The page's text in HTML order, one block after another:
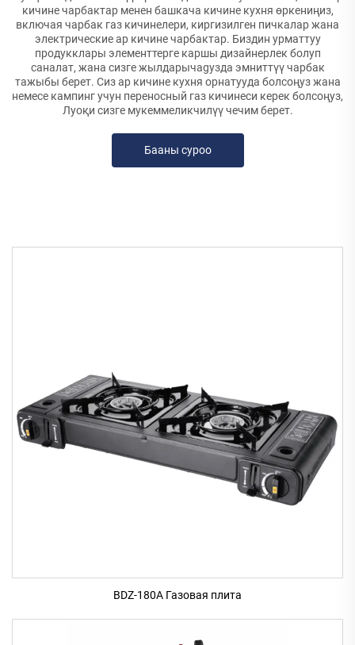
кичине чарбактар менен башкача кичине кухня өркениңиз,
включая чарбак газ кичинелери, киргизилген пичкалар жана
электрические ар кичине чарбактар. Биздин урматтуу
продукклары элементтерге каршы дизайнерлек болуп
саналат, жана сизге жылдарычagyзда эмниттүү чарбак
тажыбы берет. Сиз ар кичине кухня орнатууда болсоңуз жана
немесе кампинг учун переносный газ кичинеси керек болсоңуз,
Луоқи сизге мукеммеликчилүү чечим берет.
Бааны суроо
BDZ-180A Газовая плита